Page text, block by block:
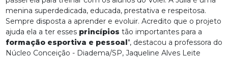
menina superdedicada, educada, prestativa e respeitosa.
Sempre disposta a aprender e evoluir. Acredito que o projeto
ajuda ela a ter esses princípios tão importantes para a
formação esportiva e pessoal", destacou a professora do
Núcleo Conceição - Diadema/SP, Jaqueline Alves Leite